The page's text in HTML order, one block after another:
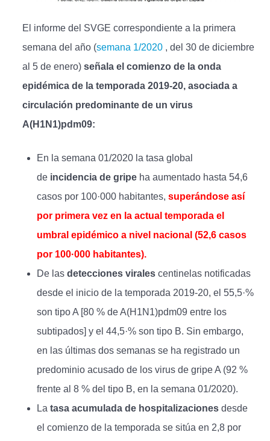
El informe del SVGE correspondiente a la primera
semana del año (semana 1/2020 , del 30 de diciembre
al 5 de enero) señala el comienzo de la onda
epidémica de la temporada 2019-20, asociada a
circulación predominante de un virus
A(H1N1)pdm09:
En la semana 01/2020 la tasa global
de incidencia de gripe ha aumentado hasta 54,6
casos por 100·000 habitantes, superándose así
por primera vez en la actual temporada el
umbral epidémico a nivel nacional (52,6 casos
por 100·000 habitantes).
De las detecciones virales centinelas notificadas
desde el inicio de la temporada 2019-20, el 55,5·%
son tipo A [80 % de A(H1N1)pdm09 entre los
subtipados] y el 44,5·% son tipo B. Sin embargo,
en las últimas dos semanas se ha registrado un
predominio acusado de los virus de gripe A (92 %
frente al 8 % del tipo B, en la semana 01/2020).
La tasa acumulada de hospitalizaciones desde
el comienzo de la temporada se sitúa en 2,8 por